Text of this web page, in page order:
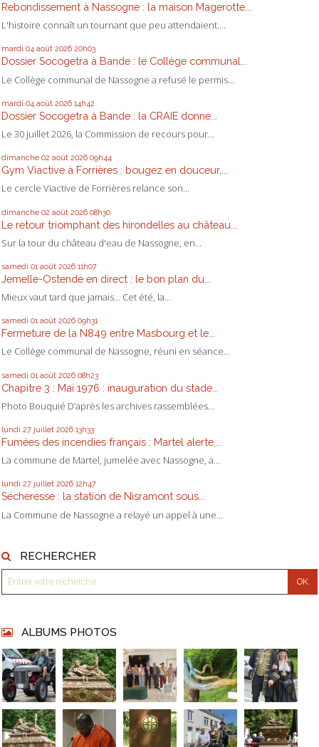
Rebondissement à Nassogne : la maison Magerotte...
L'histoire connaît un tournant que peu attendaient....
mardi 04 août 2026 20h03
Dossier Socogetra à Bande : le Collège communal...
Le Collège communal de Nassogne a refusé le permis...
mardi 04 août 2026 14h42
Dossier Socogetra à Bande : la CRAIE donne...
Le 30 juillet 2026, la Commission de recours pour...
dimanche 02 août 2026 09h44
Gym Viactive à Forrières : bougez en douceur,...
Le cercle Viactive de Forrières relance son...
dimanche 02 août 2026 08h30
Le retour triomphant des hirondelles au château...
Sur la tour du château d'eau de Nassogne, en...
samedi 01 août 2026 11h07
Jemelle-Ostende en direct : le bon plan du...
Mieux vaut tard que jamais... Cet été, la...
samedi 01 août 2026 09h31
Fermeture de la N849 entre Masbourg et le...
Le Collège communal de Nassogne, réuni en séance...
samedi 01 août 2026 08h23
Chapitre 3 : Mai 1976 : inauguration du stade...
Photo Bouquié D’après les archives rassemblées...
lundi 27 juillet 2026 13h33
Fumées des incendies français : Martel alerte,...
La commune de Martel, jumelée avec Nassogne, a...
lundi 27 juillet 2026 12h47
Sécheresse : la station de Nisramont sous...
La Commune de Nassogne a relayé un appel à une...
RECHERCHER
ALBUMS PHOTOS